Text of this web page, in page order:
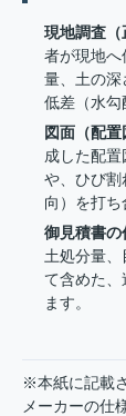
現地調査（
者が現地へ
量、土の深
低差（水勾
図面（配置
成した配
や、ひび割
向）を打ち
御見積書の
土処分量
て含めた
ます。
※本紙に記載
メーカーの仕